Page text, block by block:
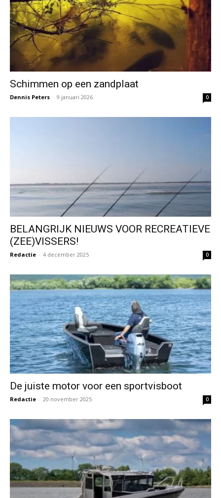
Schimmen op een zandplaat
Dennis Peters - 9 januari 2026 0
BELANGRIJK NIEUWS VOOR RECREATIEVE
(ZEE)VISSERS!
Redactie - 4 december 2025 0
De juiste motor voor een sportvisboot
Redactie - 20 november 2025 0